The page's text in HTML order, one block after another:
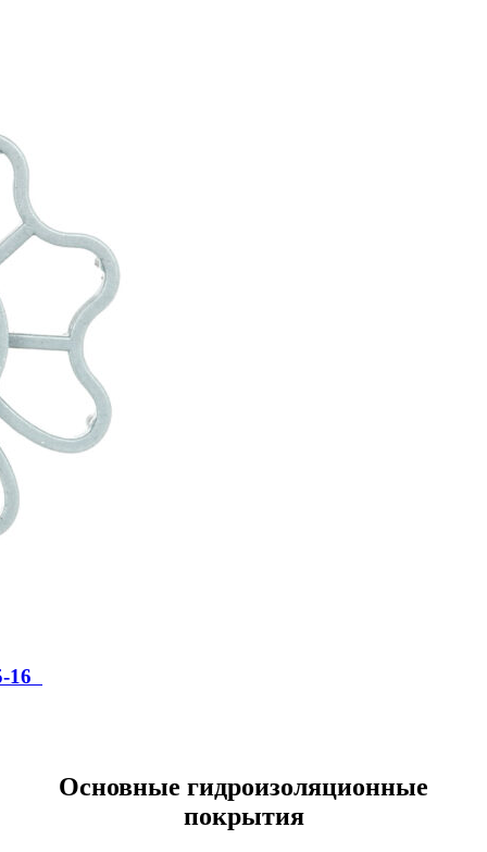
16
Основные гидроизоляционные
покрытия